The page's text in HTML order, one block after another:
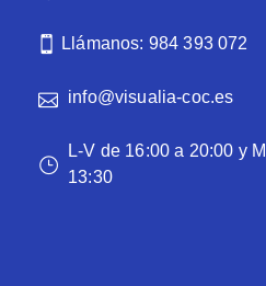
Llámanos: 984 393 072
info@visualia-coc.es
L-V de 16:00 a 20:00 y
13:30